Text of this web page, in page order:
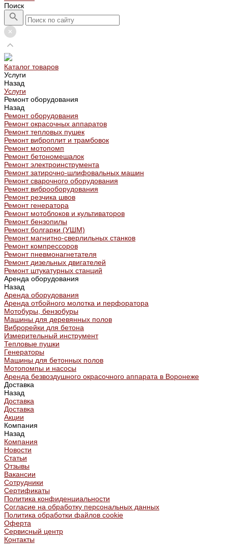
Поиск
Каталог товаров
Услуги
Назад
Услуги
Ремонт оборудования
Назад
Ремонт оборудования
Ремонт окрасочных аппаратов
Ремонт тепловых пушек
Ремонт виброплит и трамбовок
Ремонт мотопомп
Ремонт бетономешалок
Ремонт электроинструмента
Ремонт затирочно-шлифовальных машин
Ремонт сварочного оборудования
Ремонт виброоборудования
Ремонт резчика швов
Ремонт генератора
Ремонт мотоблоков и культиваторов
Ремонт бензопилы
Ремонт болгарки (УШМ)
Ремонт магнитно-сверлильных станков
Ремонт компрессоров
Ремонт пневмонагнетателя
Ремонт дизельных двигателей
Ремонт штукатурных станций
Аренда оборудования
Назад
Аренда оборудования
Аренда отбойного молотка и перфоратора
Мотобуры, бензобуры
Машины для деревянных полов
Виброрейки для бетона
Измерительный инструмент
Тепловые пушки
Генераторы
Машины для бетонных полов
Мотопомпы и насосы
Аренда безвоздушного окрасочного аппарата в Воронеже
Доставка
Назад
Доставка
Доставка
Акции
Компания
Назад
Компания
Новости
Статьи
Отзывы
Вакансии
Сотрудники
Сертификаты
Политика конфиденциальности
Согласие на обработку персональных данных
Политика обработки файлов cookie
Оферта
Сервисный центр
Контакты